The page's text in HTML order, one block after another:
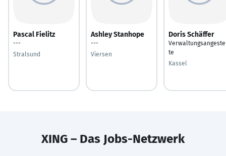
Pascal Fielitz
---
Stralsund
Ashley Stanhope
---
Viersen
Doris Schäffer
te
Kassel
XING – Das Jobs-Netzwerk